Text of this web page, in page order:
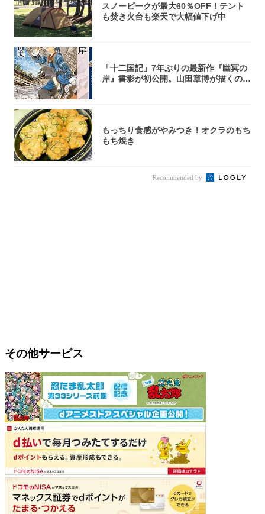
スノーピークが最大60％OFF！テント
も焚き火台も楽天で大幅値下げ中
「十二国記」7年ぶりの最新作『幽冥の
岸』書影が初公開。山田章博が描くのは
もっちり食感がやみつき！オクラのもち
もち焼き
Recommended by
その他サービス